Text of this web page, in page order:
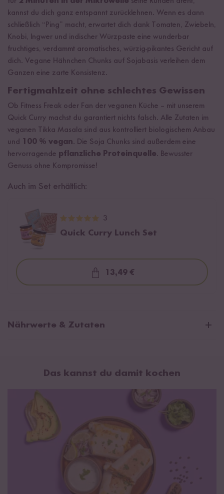
kannst du dich ganz entspannt zurücklehnen. Wenn es dann
schließlich “Ping” macht, erwartet dich dank Tomaten, Zwiebeln,
Knobi, Ingwer und indischer Würzpaste eine wunderbar
fruchtiges, verdammt aromatisches, würzig-pikantes Gericht auf
dich. Vegane Hähnchen Chunks auf Sojabasis verleihen dem
Ganzen eine zarte Konsistenz.
Fertigmahlzeit ohne schlechtes Gewissen
Ob Fitness Freak oder Fan der veganen Küche – mit unserem
Quick Curry machst du garantiert nichts falsch. Alle Zutaten im
veganen Tikka Masala sind aus kontrolliert biologischem Anbau
und
100 % vegan. Die Soja Chunks sind außerdem eine
hervorragende pflanzliche Proteinquelle. Bewusster
Genuss ohne Kompromisse!
Auch im Set erhältlich:
3
Quick Curry Lunch Set
Loading...
13,49 €
Nährwerte & Zutaten
Wasser, Tomaten* 19 %, Kokosmilch* 17 %
Das kannst du damit kochen